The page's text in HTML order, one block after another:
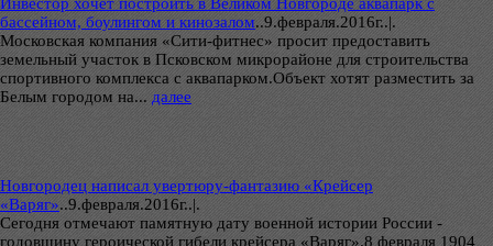
Инвестор хочет построить в Великом Новгороде аквапарк с
бассейном, боулингом и кинозалом..9.февраля.2016г..|.
Московская компания «Сити-фитнес» просит предоставить
земельный участок в Псковском микрорайоне для строительства
спортивного комплекса с аквапарком.Объект хотят разместить за
Белым городом на... далее
Новгородец написал увертюру-фантазию «Крейсер
«Варяг»..9.февраля.2016г..|.
Сегодня отмечают памятную дату военной истории России -
годовщину героической гибели крейсера «Варяг».8 февраля 1904